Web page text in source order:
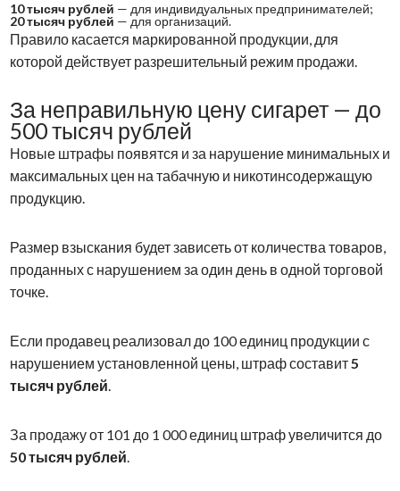
10 тысяч рублей — для индивидуальных предпринимателей;
20 тысяч рублей — для организаций.
Правило касается маркированной продукции, для
которой действует разрешительный режим продажи.
За неправильную цену сигарет — до
500 тысяч рублей
Новые штрафы появятся и за нарушение минимальных и
максимальных цен на табачную и никотинсодержащую
продукцию.
Размер взыскания будет зависеть от количества товаров,
проданных с нарушением за один день в одной торговой
точке.
Если продавец реализовал до 100 единиц продукции с
нарушением установленной цены, штраф составит5
тысяч рублей.
За продажу от 101 до 1 000 единиц штраф увеличится до
50 тысяч рублей.